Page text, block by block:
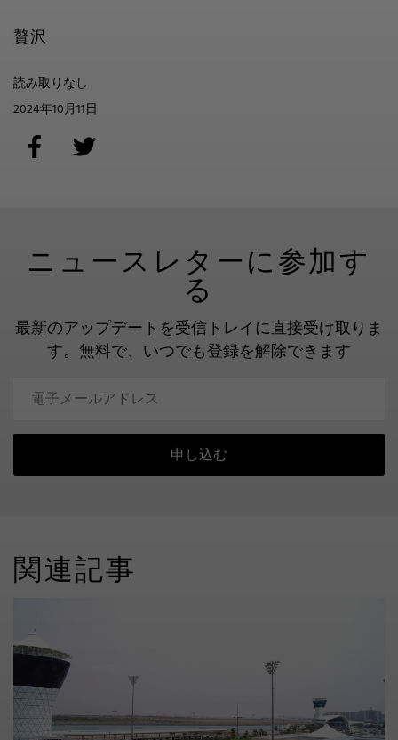
贅沢
読み取りなし
2024年10月11日
ニュースレターに参加す
る
最新のアップデートを受信トレイに直接受け取りま
す。 無料で、いつでも登録を解除できます
申し込む
関連記事